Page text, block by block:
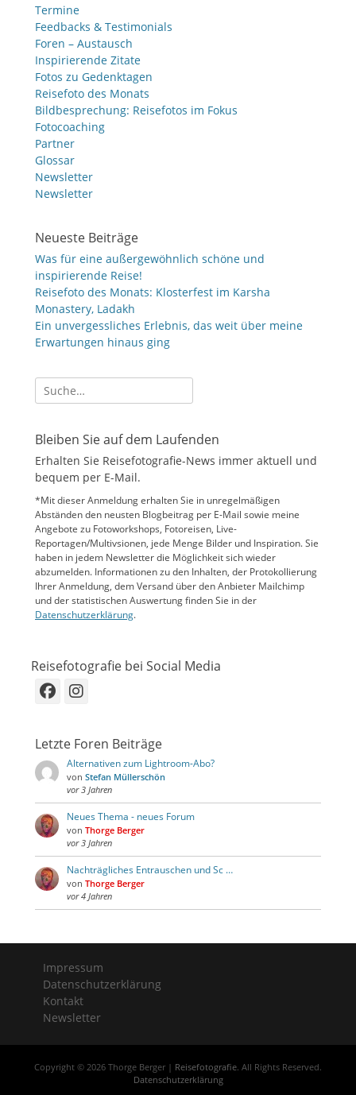
Termine
Feedbacks & Testimonials
Foren – Austausch
Inspirierende Zitate
Fotos zu Gedenktagen
Reisefoto des Monats
Bildbesprechung: Reisefotos im Fokus
Fotocoaching
Partner
Glossar
Newsletter
Newsletter
Neueste Beiträge
Was für eine außergewöhnlich schöne und
inspirierende Reise!
Reisefoto des Monats: Klosterfest im Karsha
Monastery, Ladakh
Ein unvergessliches Erlebnis, das weit über meine
Erwartungen hinaus ging
Suche
nach:
Bleiben Sie auf dem Laufenden
Erhalten Sie Reisefotografie-News immer aktuell und
bequem per E-Mail.
*Mit dieser Anmeldung erhalten Sie in unregelmäßigen
Abständen den neusten Blogbeitrag per E-Mail sowie meine
Angebote zu Fotoworkshops, Fotoreisen, Live-
Reportagen/Multivsionen, jede Menge Bilder und Inspiration. Sie
haben in jedem Newsletter die Möglichkeit sich wieder
abzumelden. Informationen zu den Inhalten, der Protokollierung
Ihrer Anmeldung, dem Versand über den Anbieter Mailchimp
und der statistischen Auswertung finden Sie in der
Datenschutzerklärung.
Reisefotografie bei Social Media
Facebook
Instagram
Letzte Foren Beiträge
Alternativen zum Lightroom-Abo?
von Stefan Müllerschön
vor 3 Jahren
Neues Thema - neues Forum
von Thorge Berger
vor 3 Jahren
Nachträgliches Entrauschen und Sc …
von Thorge Berger
vor 4 Jahren
Impressum
Datenschutzerklärung
Kontakt
Newsletter
Copyright © 2026 Thorge Berger | Reisefotografie. All Rights Reserved.
Datenschutzerklärung